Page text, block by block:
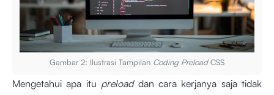
Gambar 2: Ilustrasi Tampilan Coding PreloadCSS
Mengetahui apa itu preloaddan cara kerjanya saja tidak